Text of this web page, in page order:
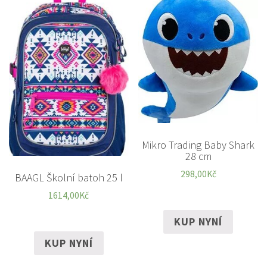
BAAGL Školní batoh 25 l
1614,00Kč
KUP NYNÍ
Mikro Trading Baby Shark
28 cm
298,00Kč
KUP NYNÍ